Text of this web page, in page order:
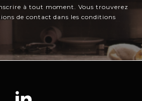
à tout moment. Vous trouverez
de contact dans les conditions
Instagram